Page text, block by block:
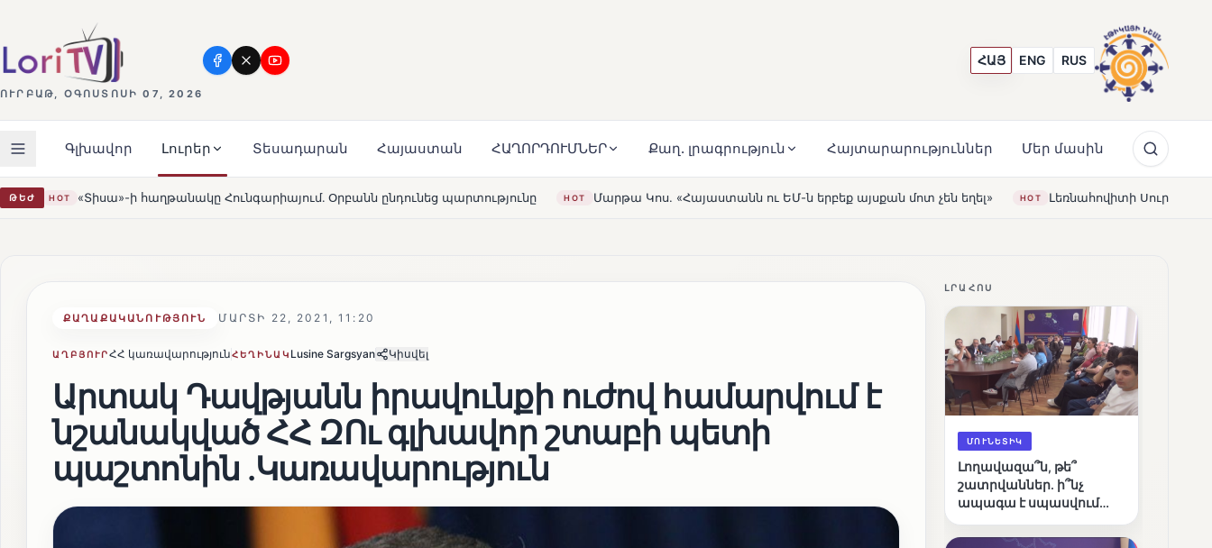
ՈՒՐԲԱԹ, ՕԳՈՍՏՈՍԻ 07, 2026
ՀԱՅ ENG RUS
Գլխավոր Լուրեր Տեսադարան Հայաստան ՀԱՂՈՐԴՈՒՄՆԵՐ Քաղ. լրագրություն Հայտարարություններ Մեր մասին
ԹԵԺՀունգարիայում․ Օրբանն ընդունեց պարտությունը HOT Մարթա Կոս. «Հայաստանն ու ԵՄ-ն երբեք այսքան մոտ չեն եղել» HOT Լեռնահովիտի Սուրբ Ստեփանոս եկեղեցին
ՔԱՂԱՔԱԿԱՆՈՒԹՅՈՒՆ ՄԱՐՏԻ 22, 2021, 11:20
ԱՂԲՅՈՒՐՀՀ կառավարությունՀԵՂԻՆԱԿ Lusine Sargsyan Կիսվել
Արտակ Դավթյանն իրավունքի ուժով համարվում է
նշանակված ՀՀ ԶՈւ գլխավոր շտաբի պետի
պաշտոնին .Կառավարություն
ԼՐԱՀՈՍ
ՄՈՒՆԵՏԻԿ
Լողավազա՞ն, թե՞
շատրվաններ. ի՞նչ
ապագա է սպասվում
լճին